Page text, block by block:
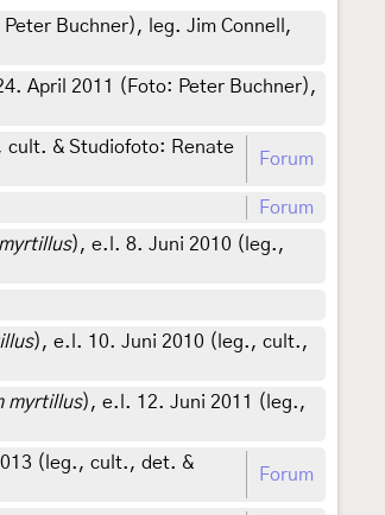
Buchner), leg. Jim Connell,
April 2011 (Foto: Peter Buchner),
& Studiofoto: Renate
Forum
Forum
), e.l. 8. Juni 2010 (leg.,
), e.l. 10. Juni 2010 (leg., cult.,
myrtillus), e.l. 12. Juni 2011 (leg.,
(leg., cult., det. &
Forum